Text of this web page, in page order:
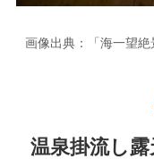
画像出典：「海一望
温泉掛流し